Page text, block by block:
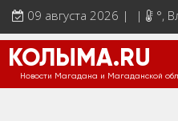
09 августа 2026 | | °,
КОЛЫМА.RU
Новости Магадана и Магаданской